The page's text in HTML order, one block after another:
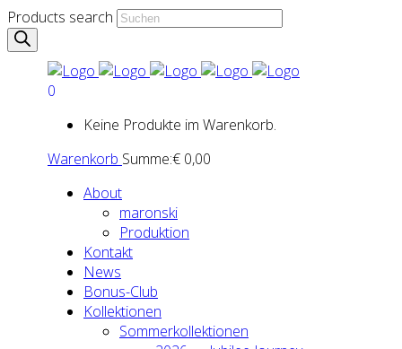
Products search
0
Keine Produkte im Warenkorb.
Warenkorb Summe:€ 0,00
About
maron­ski
Pro­duk­ti­on
Kon­takt
News
Bonus-Club
Kol­lek­tio­nen
Som­mer­kol­lek­tio­nen